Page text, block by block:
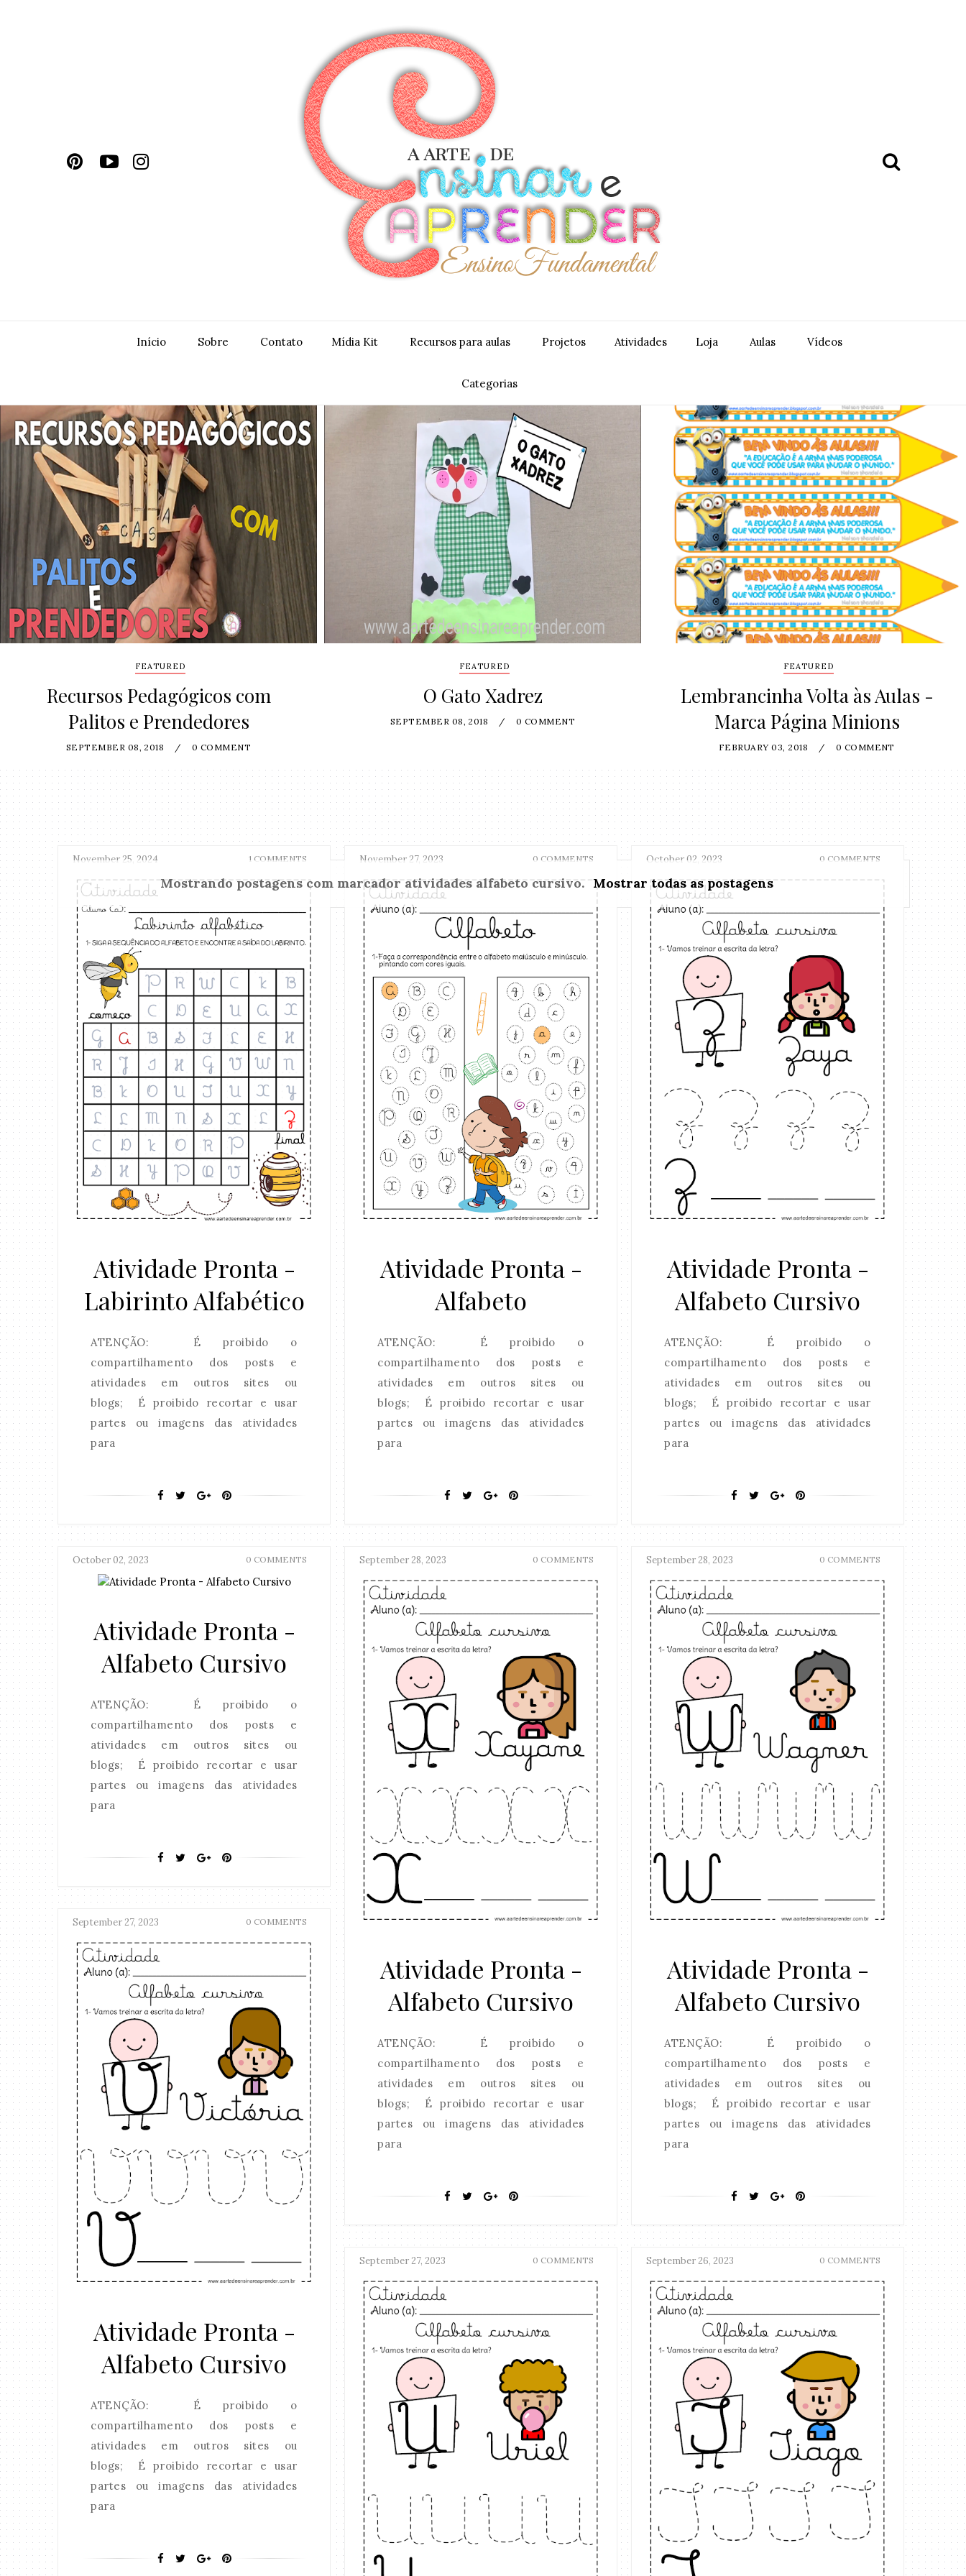
Início Sobre Contato Mídia Kit Recursos para aulas Projetos Atividades Loja Aulas Vídeos
Categorias
FEATURED
Recursos Pedagógicos com
Palitos e Prendedores
SEPTEMBER 08, 2018 / 0 COMMENT
FEATURED
O Gato Xadrez
SEPTEMBER 08, 2018 / 0 COMMENT
FEATURED
Lembrancinha Volta às Aulas -
Marca Página Minions
FEBRUARY 03, 2018 / 0 COMMENT
Mostrando postagens com marcadoratividades alfabeto cursivo. Mostrar todas as postagens
November 25, 2024 1 COMMENTS
Atividade Pronta -
Labirinto Alfabético
ATENÇÃO: É proibido o
compartilhamento dos posts e
atividades em outros sites ou
blogs; É proibido recortar e usar
partes ou imagens das atividades
para
November 27, 2023 0 COMMENTS
Atividade Pronta -
Alfabeto
ATENÇÃO: É proibido o
compartilhamento dos posts e
atividades em outros sites ou
blogs; É proibido recortar e usar
partes ou imagens das atividades
para
October 02, 2023 0 COMMENTS
Atividade Pronta -
Alfabeto Cursivo
ATENÇÃO: É proibido o
compartilhamento dos posts e
atividades em outros sites ou
blogs; É proibido recortar e usar
partes ou imagens das atividades
para
October 02, 2023 0 COMMENTS
Atividade Pronta -
Alfabeto Cursivo
ATENÇÃO: É proibido o
compartilhamento dos posts e
atividades em outros sites ou
blogs; É proibido recortar e usar
partes ou imagens das atividades
para
September 28, 2023 0 COMMENTS
Atividade Pronta -
Alfabeto Cursivo
ATENÇÃO: É proibido o
compartilhamento dos posts e
atividades em outros sites ou
blogs; É proibido recortar e usar
partes ou imagens das atividades
para
September 28, 2023 0 COMMENTS
Atividade Pronta -
Alfabeto Cursivo
ATENÇÃO: É proibido o
compartilhamento dos posts e
atividades em outros sites ou
blogs; É proibido recortar e usar
partes ou imagens das atividades
para
September 27, 2023 0 COMMENTS
Atividade Pronta -
Alfabeto Cursivo
ATENÇÃO: É proibido o
compartilhamento dos posts e
atividades em outros sites ou
blogs; É proibido recortar e usar
partes ou imagens das atividades
para
September 27, 2023 0 COMMENTS September 26, 2023 0 COMMENTS